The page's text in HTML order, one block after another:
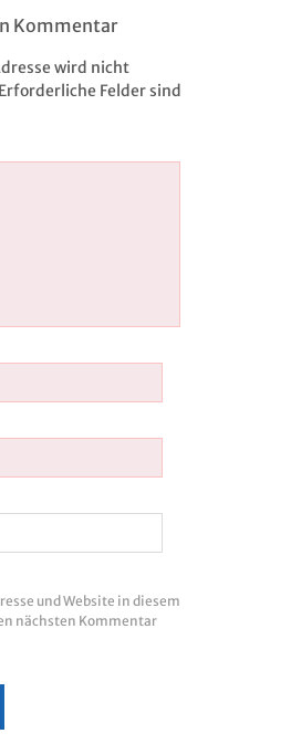
Kommentar
wird nicht
Erforderliche Felder sind
und Website in diesem
nächsten Kommentar